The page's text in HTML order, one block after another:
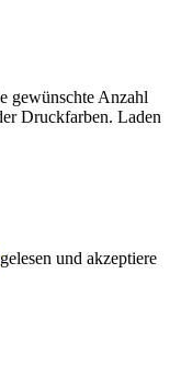
gewünschte Anzahl
Druckfarben. Laden
gelesen und akzeptiere